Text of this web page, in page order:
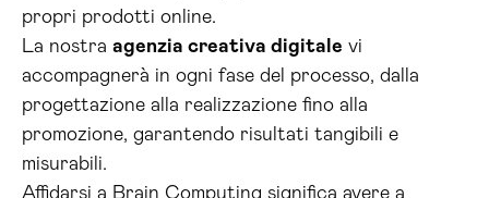
propri prodotti online.
La nostra agenzia creativa digitale vi
accompagnerà in ogni fase del processo, dalla
progettazione alla realizzazione fino alla
promozione, garantendo risultati tangibili e
misurabili.
Affidarsi a Brain Computing significa avere a